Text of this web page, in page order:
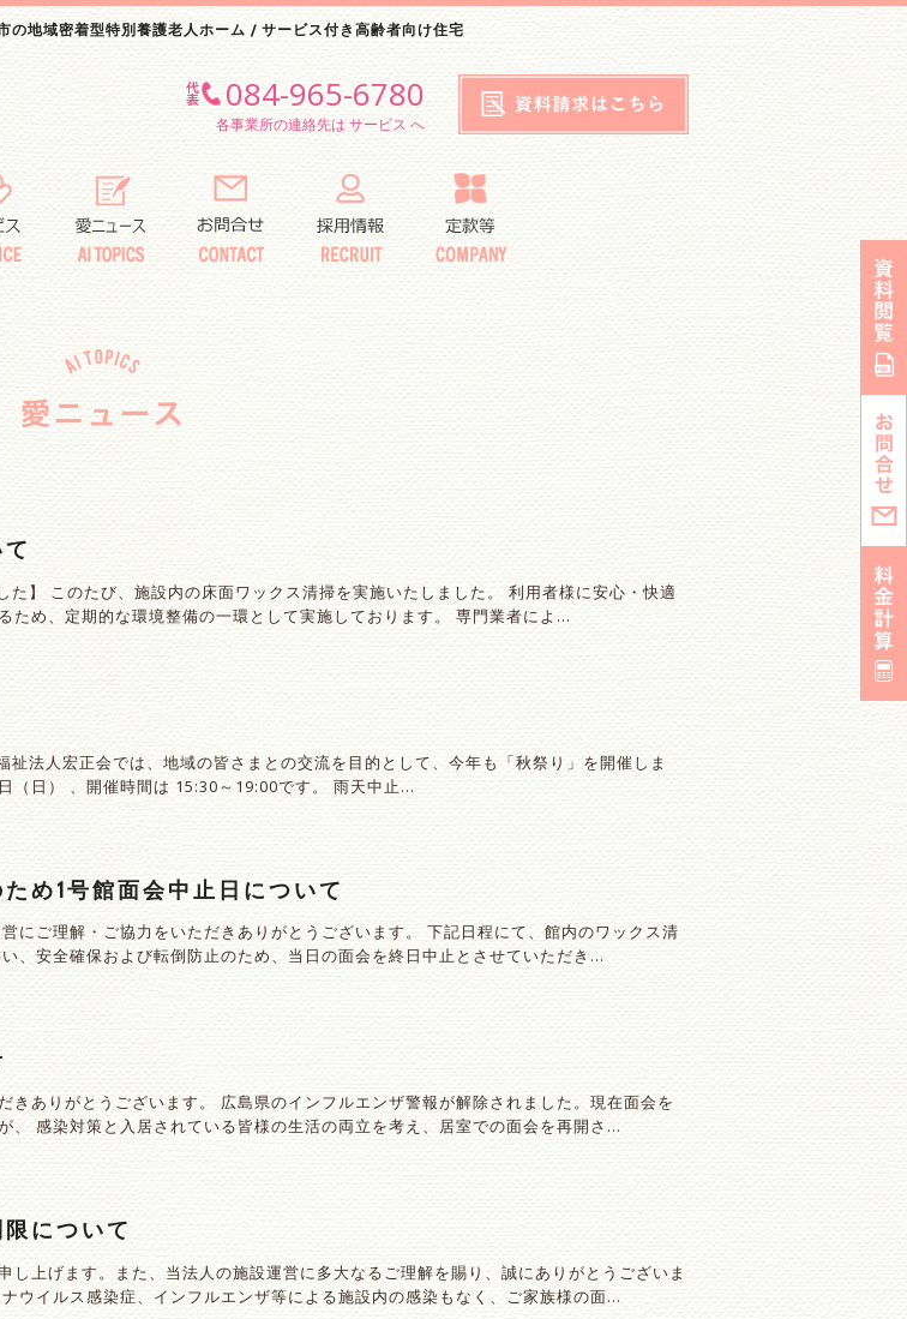
の地域密着型特別養護老人ホーム / サービス付き高齢者向け住宅
084-965-6780
各事業所の連絡先は サービス へ
】 このたび、施設内の床面ワックス清掃を実施いたしました。 利用者様に安心・快適
ため、定期的な環境整備の一環として実施しております。 専門業者によ…
法人宏正会では、地域の皆さまとの交流を目的として、今年も「秋祭り」を開催しま
（日） 、開催時間は 15:30～19:00です。 雨天中止…
め1号館面会中止日について
にご理解・ご協力をいただきありがとうございます。 下記日程にて、館内のワックス清
、安全確保および転倒防止のため、当日の面会を終日中止とさせていただき…
きありがとうございます。 広島県のインフルエンザ警報が解除されました。現在面会を
、 感染対策と入居されている皆様の生活の両立を考え、居室での面会を再開さ…
について
し上げます。また、当法人の施設運営に多大なるご理解を賜り、誠にありがとうございま
ウイルス感染症、インフルエンザ等による施設内の感染もなく、ご家族様の面…